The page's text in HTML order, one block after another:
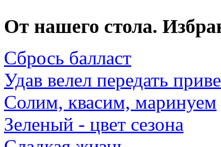
От нашего стола.
Сбрось балласт
Удав велел передать
Солим, квасим, маринуем
Зеленый - цвет сезона